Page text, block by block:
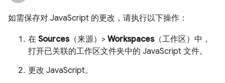
如需保存对 JavaScript 的更改，请执行以下操作：
在 Sources（来源）> Workspaces（工作区）中，
打开已关联的工作区文件夹中的 JavaScript 文件。
更改 JavaScript。